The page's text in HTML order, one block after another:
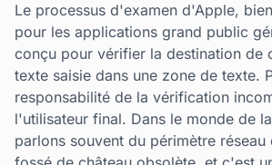
Le processus d'examen d'Apple,
pour les applications grand public
conçu pour vérifier la destination de
texte saisie dans une zone de texte.
responsabilité de la vérification
l'utilisateur final. Dans le monde de
parlons souvent du périmètre